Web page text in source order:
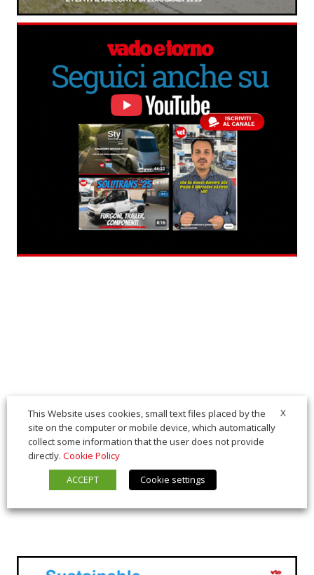
X
This Website uses cookies, small text files placed by the
site on the computer or mobile device, which automatically
collect some information that the user does not provide
directly. Cookie Policy
ACCEPT
Cookie settings